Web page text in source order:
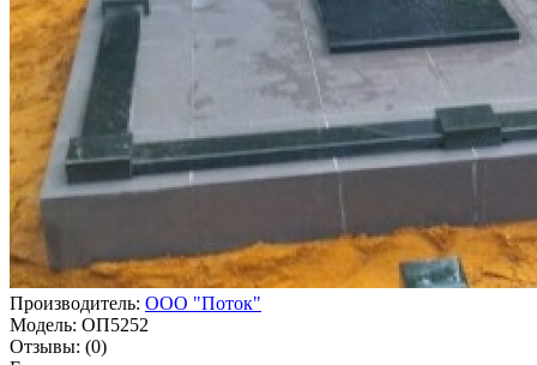
Производитель: ООО "Поток"
Модель: ОП5252
Отзывы: (0)